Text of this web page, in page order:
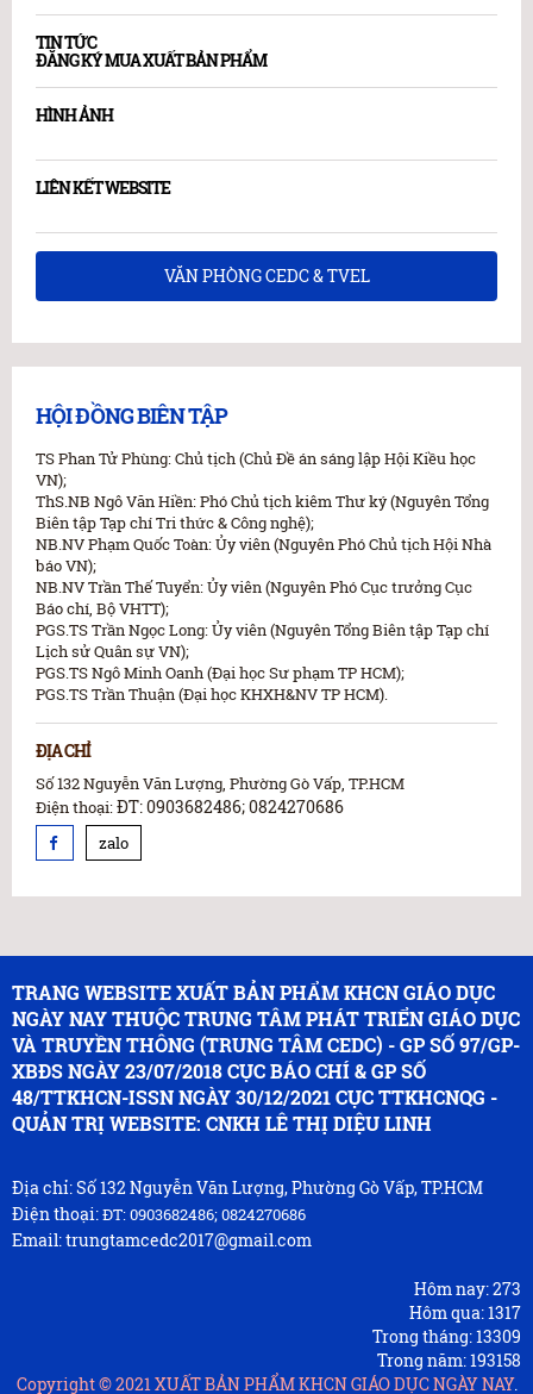
TIN TỨC
ĐĂNG KÝ MUA XUẤT BẢN PHẨM
HÌNH ẢNH
LIÊN KẾT WEBSITE
VĂN PHÒNG CEDC & TVEL
HỘI ĐỒNG BIÊN TẬP
TS Phan Tử Phùng: Chủ tịch (Chủ Đề án sáng lập Hội Kiều học
VN);
ThS.NB Ngô Văn Hiền: Phó Chủ tịch kiêm Thư ký (Nguyên Tổng
Biên tập Tạp chí Tri thức & Công nghệ);
NB.NV Phạm Quốc Toàn: Ủy viên (Nguyên Phó Chủ tịch Hội Nhà
báo VN);
NB.NV Trần Thế Tuyển: Ủy viên (Nguyên Phó Cục trưởng Cục
Báo chí, Bộ VHTT);
PGS.TS Trần Ngọc Long: Ủy viên (Nguyên Tổng Biên tập Tạp chí
Lịch sử Quân sự VN);
PGS.TS Ngô Minh Oanh (Đại học Sư phạm TP HCM);
PGS.TS Trần Thuận (Đại học KHXH&NV TP HCM).
ĐỊA CHỈ
Số 132 Nguyễn Văn Lượng, Phường Gò Vấp, TP.HCM
Điện thoại:ĐT: 0903682486; 0824270686
zalo
TRANG WEBSITE XUẤT BẢN PHẨM KHCN GIÁO DỤC
NGÀY NAY THUỘC TRUNG TÂM PHÁT TRIỂN GIÁO DỤC
VÀ TRUYỀN THÔNG (TRUNG TÂM CEDC) - GP SỐ 97/GP-
XBĐS NGÀY 23/07/2018 CỤC BÁO CHÍ & GP SỐ
48/TTKHCN-ISSN NGÀY 30/12/2021 CỤC TTKHCNQG -
QUẢN TRỊ WEBSITE: CNKH LÊ THỊ DIỆU LINH
Địa chỉ: Số 132 Nguyễn Văn Lượng, Phường Gò Vấp, TP.HCM
Điện thoại:ĐT: 0903682486; 0824270686
Email: trungtamcedc2017@gmail.com
Hôm nay:273
Hôm qua:1317
Trong tháng:13309
Trong năm:193158
Copyright © 2021 XUẤT BẢN PHẨM KHCN GIÁO DỤC NGÀY NAY.